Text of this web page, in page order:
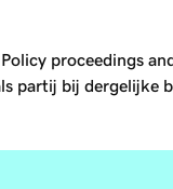
proceedings
bij